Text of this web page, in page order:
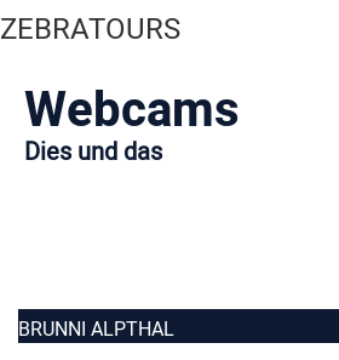
ZEBRATOURS
Webcams
Dies und das
BRUNNI ALPTHAL